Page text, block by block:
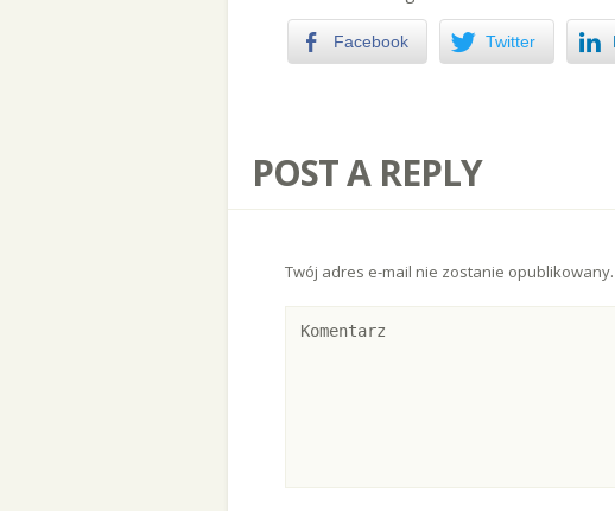
Facebook Twitter
POST A REPLY
Twój adres e-mail nie zostanie opublikowany.